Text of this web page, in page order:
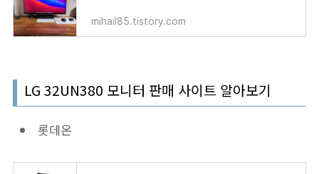
mihail85.tistory.com
LG 32UN380 모니터 판매 사이트 알아보기
롯데온